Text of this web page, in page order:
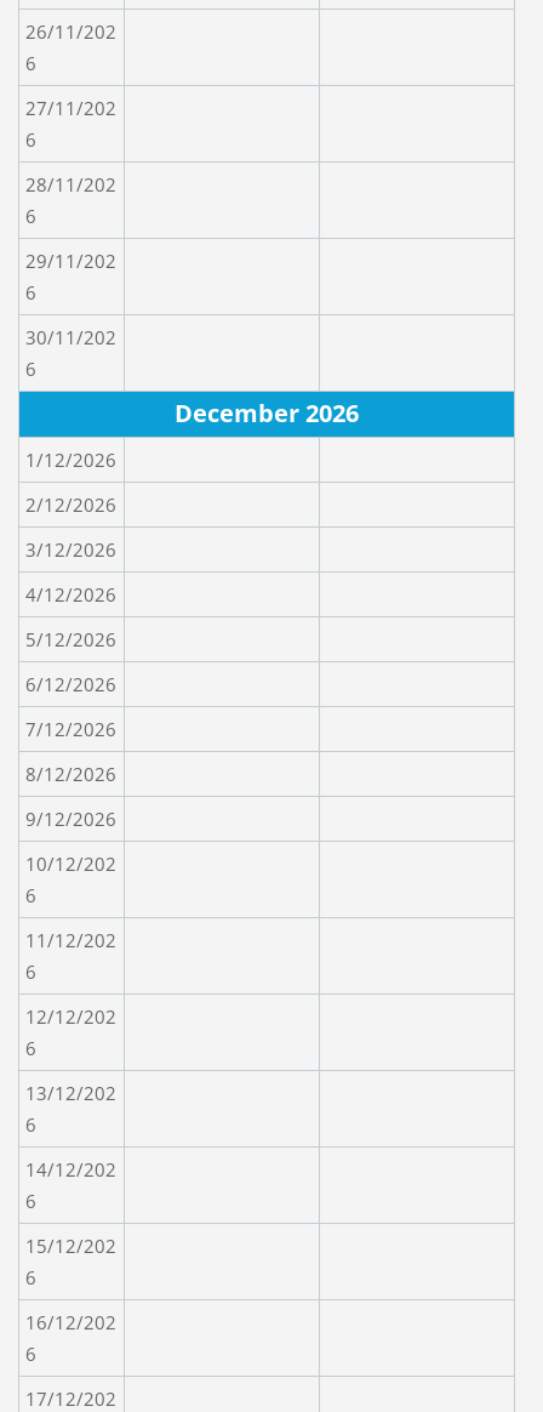
26/11/202
6
27/11/202
6
28/11/202
6
29/11/202
6
30/11/202
6
December 2026
1/12/2026
2/12/2026
3/12/2026
4/12/2026
5/12/2026
6/12/2026
7/12/2026
8/12/2026
9/12/2026
10/12/202
6
11/12/202
6
12/12/202
6
13/12/202
6
14/12/202
6
15/12/202
6
16/12/202
6
17/12/202